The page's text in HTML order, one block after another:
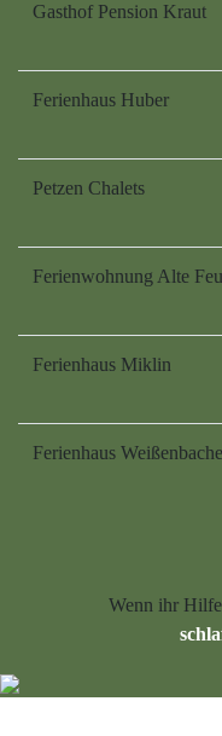
Gasthof Pension Kraut
Ferienhaus Huber
Petzen Chalets
Ferienwohnung Alte
Ferienhaus Miklin
Ferienhaus
Wenn ihr